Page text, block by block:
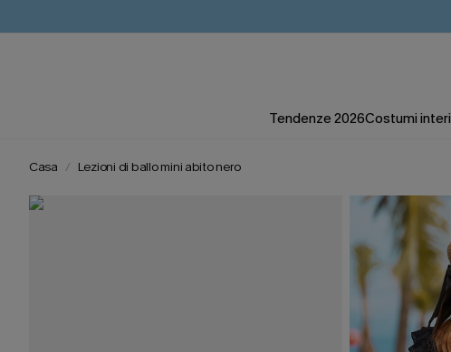
Tendenze 2026Costumi interi
Casa Lezioni di ballo mini abito nero